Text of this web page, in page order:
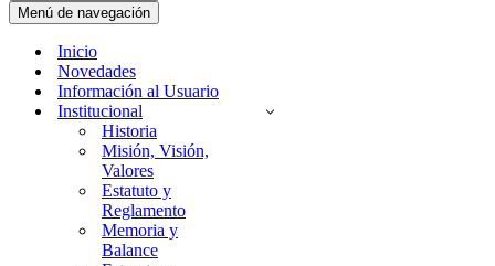
Menú de navegación
Inicio
Novedades
Información al Usuario
Institucional
Historia
Misión, Visión,
Valores
Estatuto y
Reglamento
Memoria y
Balance